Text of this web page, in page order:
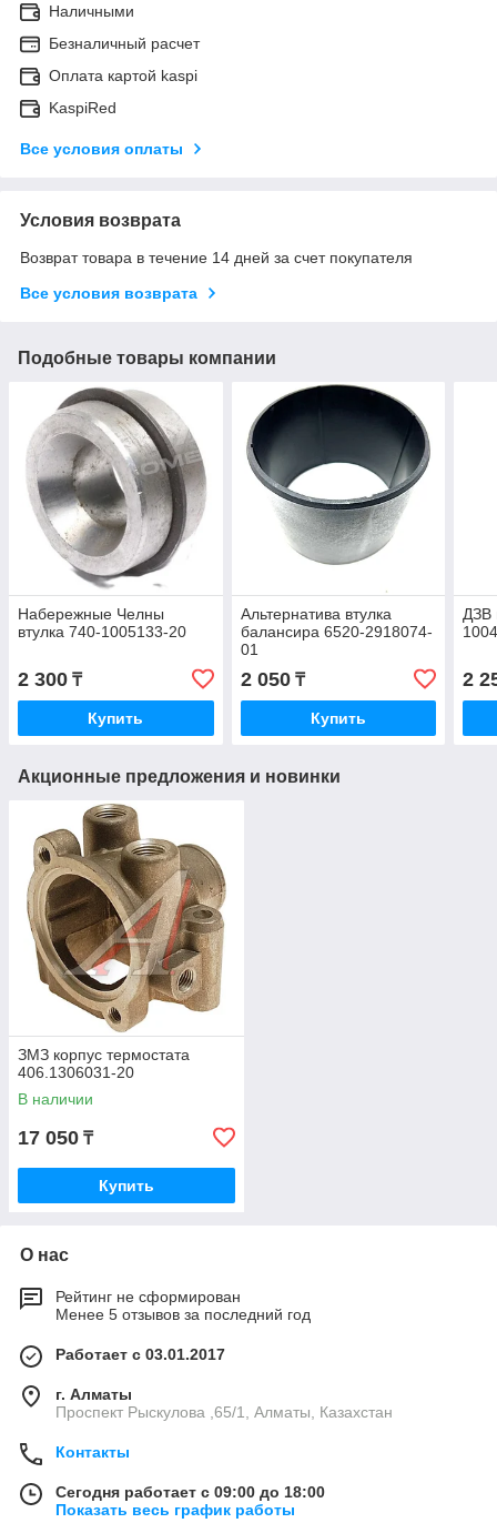
Наличными
Безналичный расчет
Оплата картой kaspi
KaspiRed
Все условия оплаты
Условия возврата
Возврат товара в течение 14 дней за счет покупателя
Все условия возврата
Подобные товары компании
Набережные Челны
втулка 740-1005133-20
2 300 ₸
Купить
Альтернатива втулка
балансира 6520-2918074-
01
2 050₸
Купить
ДЗВ
2
Акционные предложения и новинки
ЗМЗ корпус термостата
406.1306031-20
В наличии
17 050 ₸
Купить
О нас
Рейтинг не сформирован
Менее 5 отзывов за последний год
Работает с 03.01.2017
г. Алматы
Проспект Рыскулова ,65/1, Алматы, Казахстан
Контакты
Сегодня работает с 09:00 до 18:00
Показать весь график работы